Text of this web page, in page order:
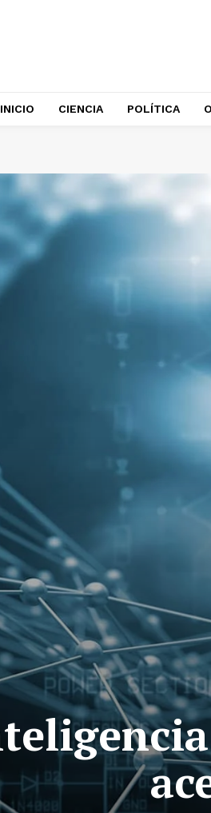
INICIO CIENCIA POLÍTICA